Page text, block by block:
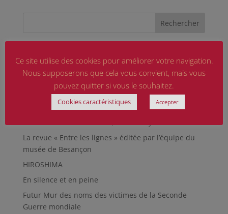
Marguerite MARTIN dite Daisy, femme résistante
Hommage aux sapeurs-pompiers d’hier et
d’aujourd’hui
Qu’est-ce qu’était le Sentier des Passeurs, durant la
La revue « Entre les lignes » éditée par l’équipe du
musée de Besançon
HIROSHIMA
En silence et en peine
Futur Mur des noms des victimes de la Seconde
Guerre mondiale
Ce site utilise des cookies pour améliorer votre navigation.
Nous supposerons que cela vous convient, mais vous
pouvez quitter si vous le souhaitez.
Cookies caractéristiques Accepter